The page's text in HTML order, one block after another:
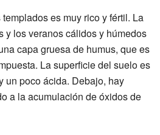
es muy rico y fértil. La
y los veranos cálidos y húmedos
capa gruesa de humus, que es
La superficie del suelo es
un poco ácida. Debajo, hay
a la acumulación de óxidos de